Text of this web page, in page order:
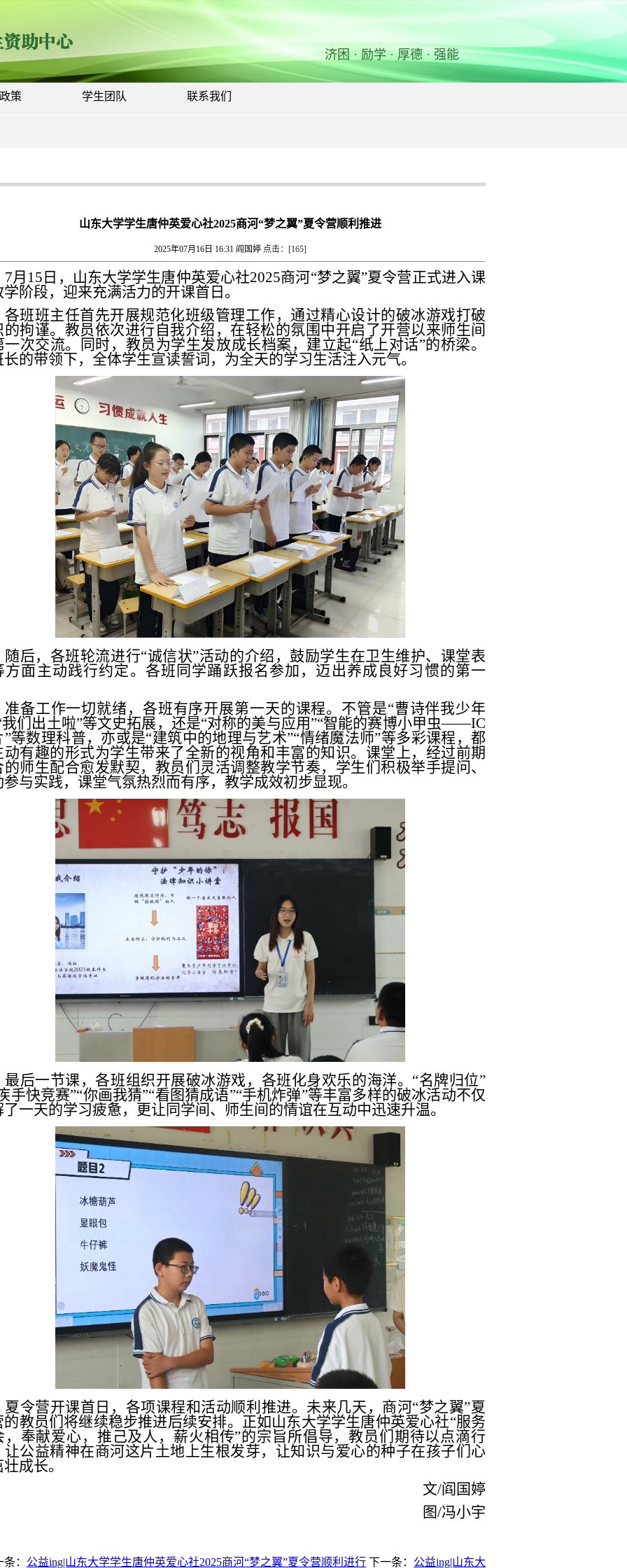
济困 · 励学 · 厚德 · 强能
策 学生团队 联系我们
山东大学学生唐仲英爱心社2025商河“梦之翼”夏令营顺利推进
2025年07月16日 16:31 阎国婷 点击：[165]
7月15日，山东大学学生唐仲英爱心社2025商河“梦之翼”夏令营正式进入课
阶段，迎来充满活力的开课首日。
各班班主任首先开展规范化班级管理工作，通过精心设计的破冰游戏打破
的拘谨。教员依次进行自我介绍，在轻松的氛围中开启了开营以来师生间
一次交流。同时，教员为学生发放成长档案，建立起“纸上对话”的桥梁。
长的带领下，全体学生宣读誓词，为全天的学习生活注入元气。
随后，各班轮流进行“诚信状”活动的介绍，鼓励学生在卫生维护、课堂表
方面主动践行约定。各班同学踊跃报名参加，迈出养成良好习惯的第一
准备工作一切就绪，各班有序开展第一天的课程。不管是“曹诗伴我少年
我们出土啦”等文史拓展，还是“对称的美与应用”“智能的赛博小甲虫——IC
”等数理科普，亦或是“建筑中的地理与艺术”“情绪魔法师”等多彩课程，都
动有趣的形式为学生带来了全新的视角和丰富的知识。课堂上，经过前期
的师生配合愈发默契，教员们灵活调整教学节奏，学生们积极举手提问、
参与实践，课堂气氛热烈而有序，教学成效初步显现。
最后一节课，各班组织开展破冰游戏，各班化身欢乐的海洋。 “名牌归位”
手快竞赛”“你画我猜”“看图猜成语”“手机炸弹”等丰富多样的破冰活动不仅
了一天的学习疲惫，更让同学间、师生间的情谊在互动中迅速升温。
夏令营开课首日，各项课程和活动顺利推进。未来几天，商河“梦之翼”夏
的教员们将继续稳步推进后续安排。正如山东大学学生唐仲英爱心社“服务
，奉献爱心，推己及人，薪火相传”的宗旨所倡导，教员们期待以点滴行
让公益精神在商河这片土地上生根发芽，让知识与爱心的种子在孩子们心
成长。
文/阎国婷
图/冯小宇
： 公益ing|山东大学学生唐仲英爱心社2025商河“梦之翼”夏令营顺利进行 下一条： 公益ing|山东大